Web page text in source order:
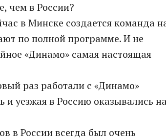
чем в России?
в Минске создается команда
по полной программе. И не
«Динамо» самая настоящая
раз работали с «Динамо»
и уезжая в Россию оказывались
в России всегда был очень